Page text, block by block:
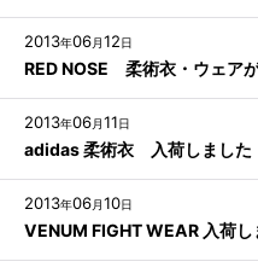
2013年06月12日
RED NOSE 柔術衣・ウェアが
2013年06月11日
adidas 柔術衣 入荷しました
2013年06月10日
VENUM FIGHT WEAR 入荷し